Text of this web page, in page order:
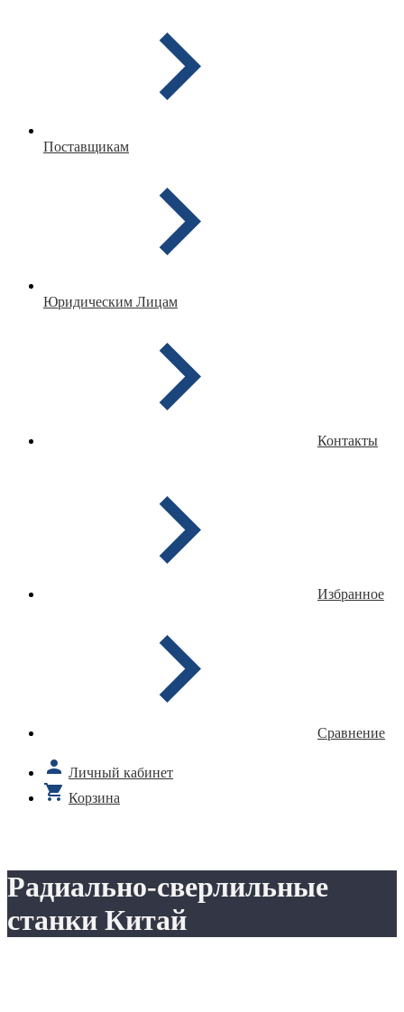
Поставщикам
Юридическим Лицам
Контакты
Избранное
Сравнение
Личный кабинет
Корзина
Радиально-сверлильные
станки Китай